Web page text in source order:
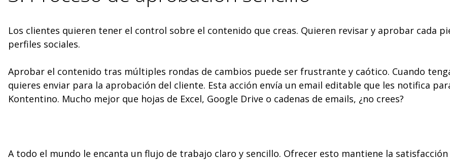
Los clientes quieren tener el control sobre el contenido que creas. Quieren revisar y aprobar cada
perfiles sociales.
Aprobar el contenido tras múltiples rondas de cambios puede ser frustrante y caótico. Cuando
quieres enviar para la aprobación del cliente. Esta acción envía un email editable que les notifica
Kontentino. Mucho mejor que hojas de Excel, Google Drive o cadenas de emails, ¿no crees?
A todo el mundo le encanta un flujo de trabajo claro y sencillo. Ofrecer esto mantiene la